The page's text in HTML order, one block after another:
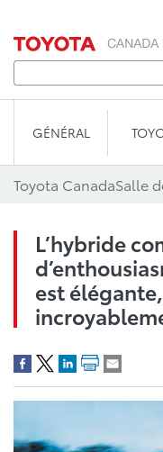
GÉNÉRAL
Toyota CanadaSalle
L’hybride
est